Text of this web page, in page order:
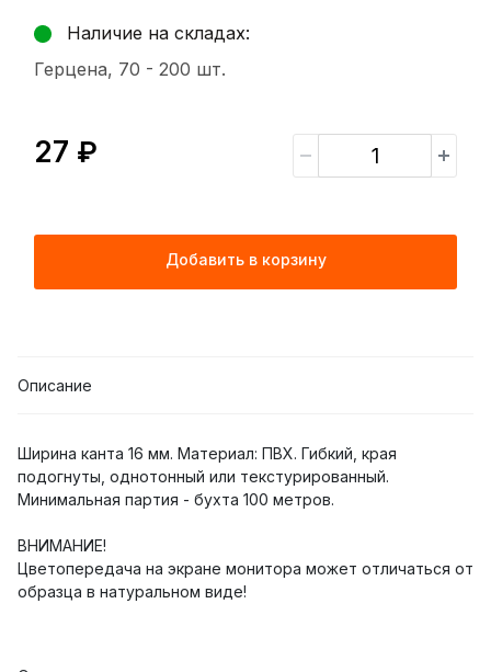
Наличие на складах:
Герцена, 70 - 200 шт.
27 ₽
Добавить в корзину
Описание
Ширина канта 16 мм. Материал: ПВХ. Гибкий, края
подогнуты, однотонный или текстурированный.
Минимальная партия - бухта 100 метров.
ВНИМАНИЕ!
Цветопередача на экране монитора может отличаться от
образца в натуральном виде!